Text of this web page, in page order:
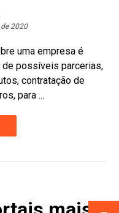
2020
uma empresa é
possíveis parcerias,
contratação de
para ...